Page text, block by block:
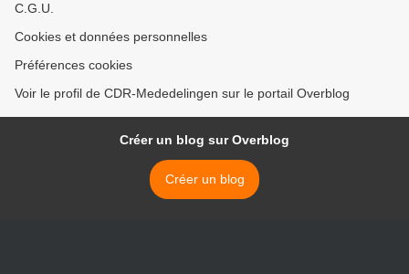
C.G.U.
Cookies et données personnelles
Préférences cookies
Voir le profil de CDR-Mededelingen sur le portail Overblog
Créer un blog sur Overblog
Créer un blog